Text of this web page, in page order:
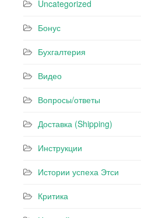
Uncategorized
Бонус
Бухгалтерия
Видео
Вопросы/ответы
Доставка (Shipping)
Инструкции
Истории успеха Этси
Критика